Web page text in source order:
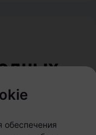
обеспечения